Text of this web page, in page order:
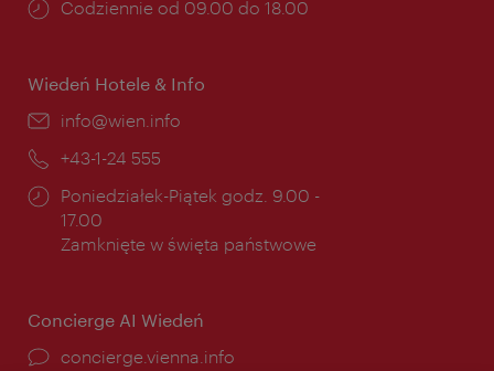
Godziny
Codziennie od 09.00 do 18.00
Wiedeń Hotele & Info
E-
info@wien.info
Telefon:
+43-1-24 555
Godziny
otwarcia:
Poniedziałek-Piątek godz. 9.00 -
17.00
Zamknięte w święta państwowe
Concierge AI Wiedeń
concierge.vienna.info